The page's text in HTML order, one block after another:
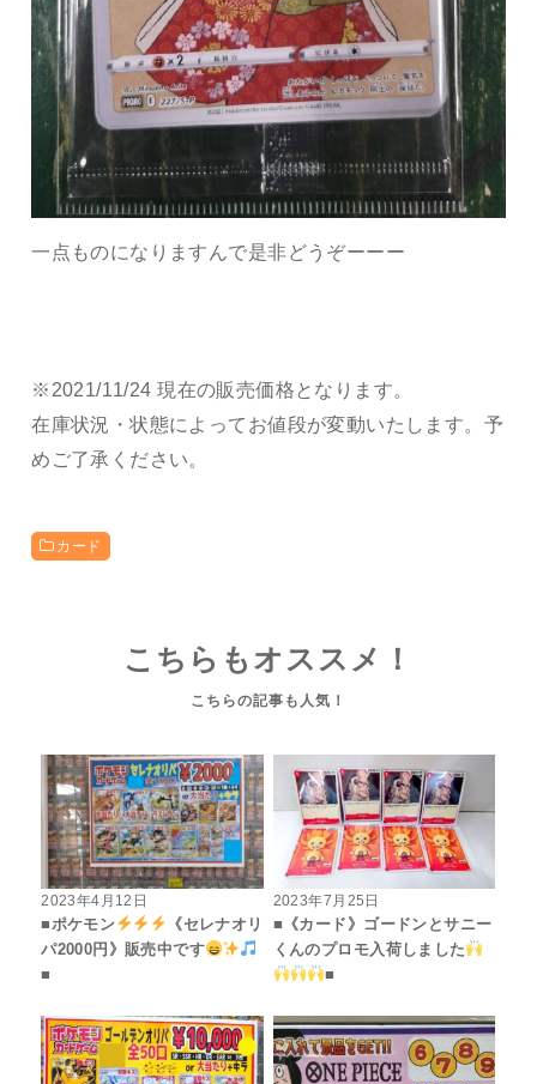
一点ものになりますんで是非どうぞーーー
※2021/11/24 現在の販売価格となります。
在庫状況・状態によってお値段が変動いたします。予
めご了承ください。
カード
こちらもオススメ！
2023年4月12日
■ポケモン
《セレナオリ
パ2000円》販売中です
■
2023年7月25日
■《カード》ゴードンとサニー
くんのプロモ入荷しました
■